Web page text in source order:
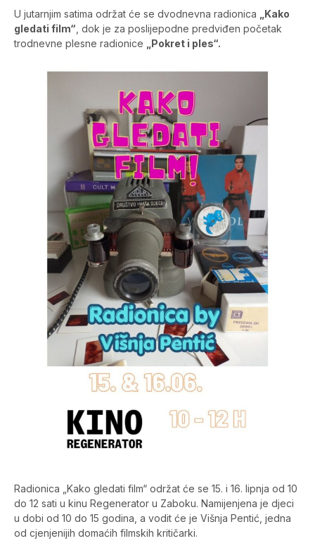
U jutarnjim satima održat će se dvodnevna radionica
„Kako
gledati film“ , dok je za poslijepodne predviđen početak
trodnevne plesne radionice
„Pokret i ples“.
Radionica „Kako gledati film“ održat će se 15. i 16. lipnja od 10
do 12 sati u kinu Regenerator u Zaboku. Namijenjena je djeci
u dobi od 10 do 15 godina, a vodit će je Višnja Pentić, jedna
od cjenjenijih domaćih filmskih kritičarki.